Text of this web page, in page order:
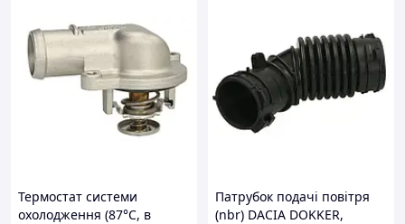
Термостат системи
охолодження (87°C, в
Патрубок подачі повітря
(nbr) DACIA DOKKER,